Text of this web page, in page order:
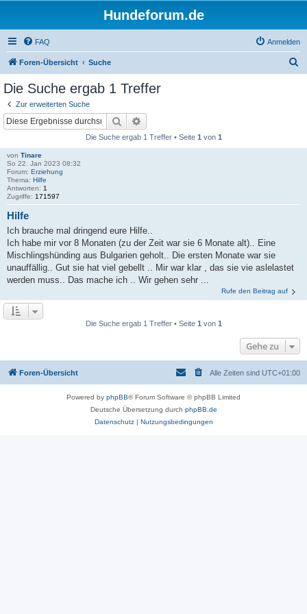
Hundeforum.de
FAQ Anmelden
Foren-Übersicht Suche
Die Suche ergab 1 Treffer
Zur erweiterten Suche
Suche
Die Suche ergab 1 Treffer • Seite 1 von 1
von Tinare
So 22. Jan 2023 08:32
Forum: Erziehung
Thema: Hilfe
Antworten: 1
Zugriffe: 171597
Hilfe
Ich brauche mal dringend eure Hilfe..
Ich habe mir vor 8 Monaten (zu der Zeit war sie 6 Monate alt).. Eine
Mischlingshünding aus Bulgarien geholt.. Die ersten Monate war sie
unauffällig.. Gut sie hat viel gebellt .. Mir war klar , das sie vie aslelastet
werden muss.. Das mache ich .. Wir gehen sehr ...
Rufe den Beitrag auf
Die Suche ergab 1 Treffer • Seite 1 von 1
Gehe zu
Foren-Übersicht Alle Zeiten sind UTC+01:00
Powered by phpBB® Forum Software © phpBB Limited
Deutsche Übersetzung durch phpBB.de
Datenschutz| Nutzungsbedingungen